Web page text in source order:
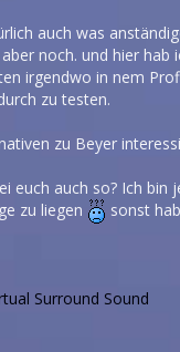
auch was
noch. und hier
irgendwo in nem
zu testen.
zu Beyer
euch auch so? Ich
zu liegen
sonst
Surround Sound